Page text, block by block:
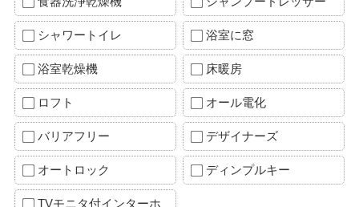
シャワートイレ 浴室に窓
浴室乾燥機 床暖房
ロフト オール電化
バリアフリー デザイナーズ
オートロック ディンプルキー
TVモニタ付インターホ